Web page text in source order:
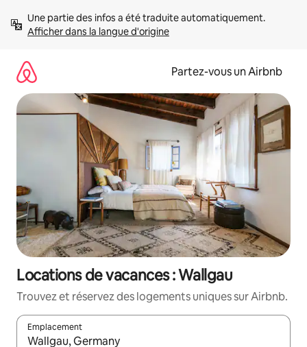
directement
Afficher dans la langue d'origine
Partez-vous un Airbnb
Locations de vacances : Wallgau
Trouvez et réservez des logements uniques sur Airbnb.
Emplacement
Quand les résultats sont affichés, parcourez-les en utilisant